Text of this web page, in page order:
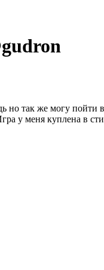
gudron
так же могу пойти
у меня куплена в